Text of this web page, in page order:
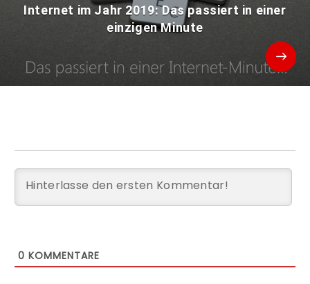
Internet im Jahr 2019: Das passiert in einer
einzigen Minute
0 KOMMENTARE